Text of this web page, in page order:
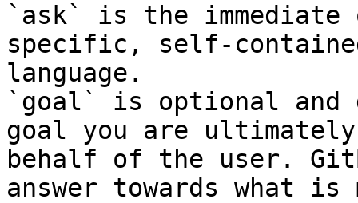
`ask` is the
specific, self-
language.
`goal` is optional and
goal you are
behalf of the user.
answer towards what